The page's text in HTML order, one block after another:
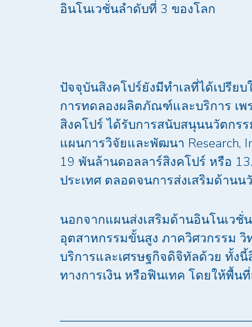
อินโนเวชั่นลำดับที่ 3 ของโลก
ปัจจุบันสิงคโปร์ยังมีทำเลที่ได้เปรีย
การทดลองผลิตภัณฑ์และบริการ เพ
สิงคโปร์ ได้รับการสนับสนุนนวัตกร
แผนการวิจัยและพัฒนา Research,
19 พันล้านดอลลาร์สิงคโปร์ หรือ
ประเทศ ตลอดจนการส่งเสริมด้าน
นอกจากแผนส่งเสริมด้านอินโนเว
อุตสาหกรรมขั้นสูง ภาควิศวกรรม
บริการและเศรษฐกิจดิจิทัลด้วย ทั้ง
ทางการเงิน หรือฟินเทค โดยให้พื้